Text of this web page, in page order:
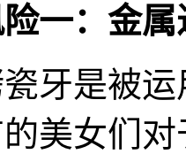
一：金
牙是被
美女们